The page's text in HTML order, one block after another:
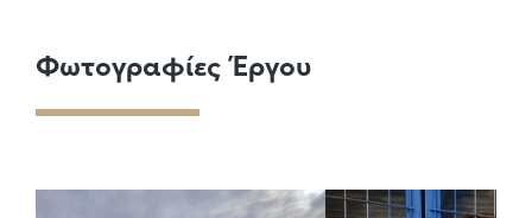
Φωτογραφίες Έργου